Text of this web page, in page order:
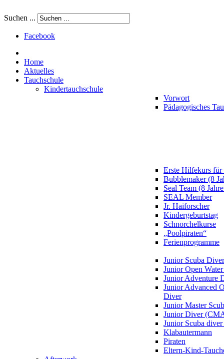
Suchen ...
Facebook
Home
Aktuelles
Tauchschule
Kindertauchschule
Vorwort
Pädagogisches
Erste Hilfekurs
Bubblemaker (8
Seal Team (8
SEAL Member
Jr. Haiforscher
Kindergeburtstag
Schnorchelkurse
„Poolpiraten“
Ferienprogramme
Junior Scuba Diver
Junior Open
Junior Adventure
Junior Advanced
Diver
Junior Master
Junior Diver
Junior Scuba
Klabautermann
Piraten
Eltern-Kind-